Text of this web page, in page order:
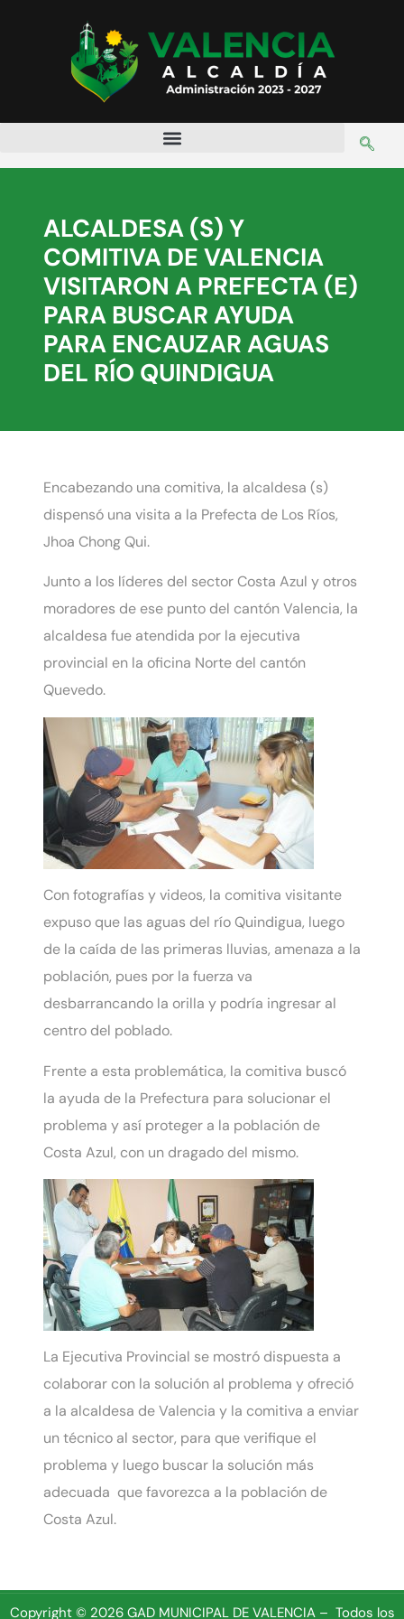
ALCALDESA (S) Y
COMITIVA DE VALENCIA
VISITARON A PREFECTA (E)
PARA BUSCAR AYUDA
PARA ENCAUZAR AGUAS
DEL RÍO QUINDIGUA
Encabezando una comitiva, la alcaldesa (s)
dispensó una visita a la Prefecta de Los Ríos,
Jhoa Chong Qui.
Junto a los líderes del sector Costa Azul y otros
moradores de ese punto del cantón Valencia, la
alcaldesa fue atendida por la ejecutiva
provincial en la oficina Norte del cantón
Quevedo.
Con fotografías y videos, la comitiva visitante
expuso que las aguas del río Quindigua, luego
de la caída de las primeras lluvias, amenaza a la
población, pues por la fuerza va
desbarrancando la orilla y podría ingresar al
centro del poblado.
Frente a esta problemática, la comitiva buscó
la ayuda de la Prefectura para solucionar el
problema y así proteger a la población de
Costa Azul, con un dragado del mismo.
La Ejecutiva Provincial se mostró dispuesta a
colaborar con la solución al problema y ofreció
a la alcaldesa de Valencia y la comitiva a enviar
un técnico al sector, para que verifique el
problema y luego buscar la solución más
adecuada que favorezca a la población de
Costa Azul.
Copyright © 2026 GAD MUNICIPAL DE VALENCIA – Todos los